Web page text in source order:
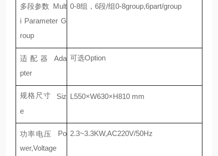
多段参数 Mult
i Parameter G
roup
0-8组，6段/组0-8group,6part/group
适 配 器
Ada
pter
可选Option
规格尺寸
Siz
e
L550×W630×H810 mm
功率电压
Po
wer,Voltage
2.3~3.3KW,AC220V/50Hz